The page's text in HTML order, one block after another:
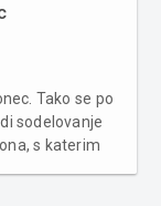
Tako se po
sodelovanje
s katerim